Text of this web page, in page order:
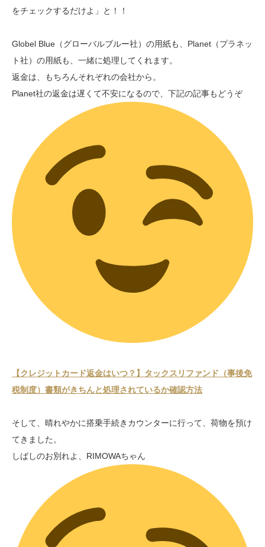
をチェックするだけよ」と！！
Globel Blue（グローバルブルー社）の用紙も、Planet（プラネッ
ト社）の用紙も、一緒に処理してくれます。
返金は、もちろんそれぞれの会社から。
Planet社の返金は遅くて不安になるので、下記の記事もどうぞ
【クレジットカード返金はいつ？】タックスリファンド（事後免
税制度）書類がきちんと処理されているか確認方法
そして、晴れやかに搭乗手続きカウンターに行って、荷物を預け
てきました。
しばしのお別れよ、RIMOWAちゃん